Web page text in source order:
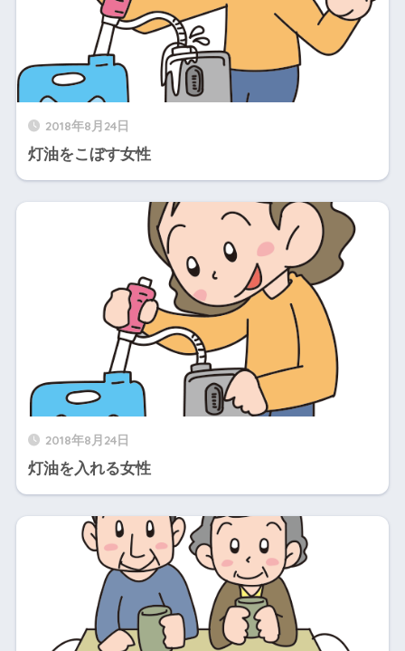
2018年8月24日
灯油をこぼす女性
2018年8月24日
灯油を入れる女性